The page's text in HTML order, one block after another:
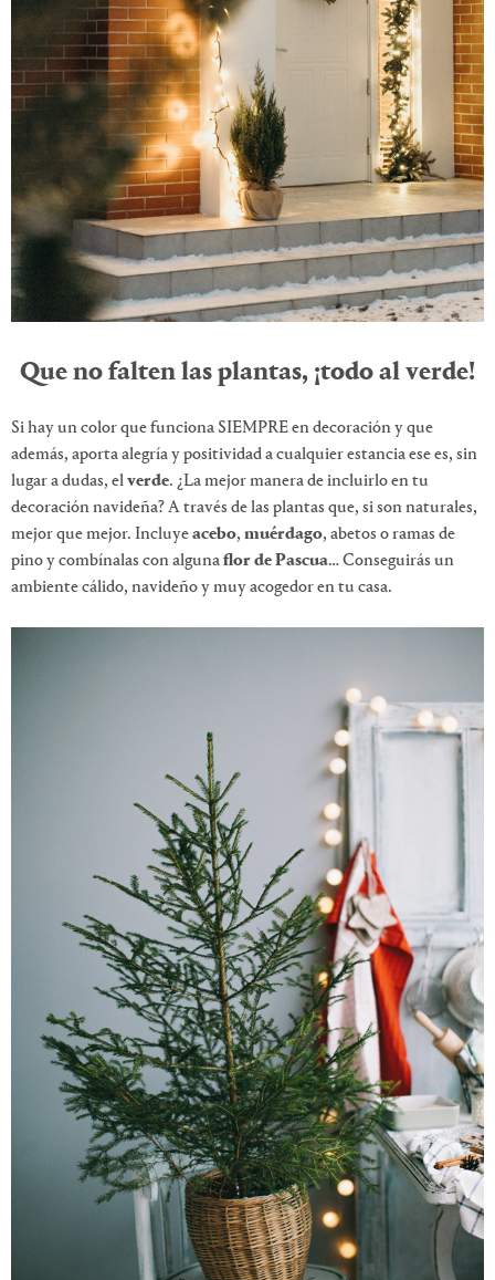
Que no falten las plantas, ¡todo al verde!
Si hay un color que funciona SIEMPRE en decoración y que
además, aporta alegría y positividad a cualquier estancia ese es, sin
lugar a dudas, elverde. ¿La mejor manera de incluirlo en tu
decoración navideña? A través de las plantas que, si son naturales,
mejor que mejor. Incluyeacebo, muérdago, abetos o ramas de
pino y combínalas con algunaflor de Pascua… Conseguirás un
ambiente cálido, navideño y muy acogedor en tu casa.